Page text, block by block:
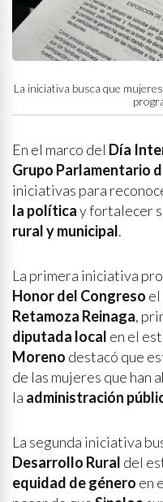
La iniciativa busca que
En el marco del Día
Grupo Parlamentario
iniciativas para
la políticay fortalecer
rural y municipal.
La primera iniciativa
Honor del Congreso el
Retamoza Reinaga,
diputada local en el
Moreno destacó que
de las mujeres que han
la administración
La segunda iniciativa
Desarrollo Rural del
equidad de género en